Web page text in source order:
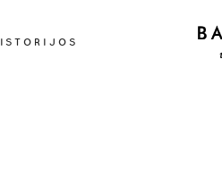
ISTORIJOS